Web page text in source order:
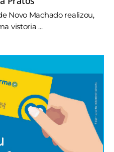
Novo Machado realizou,
vistoria ...